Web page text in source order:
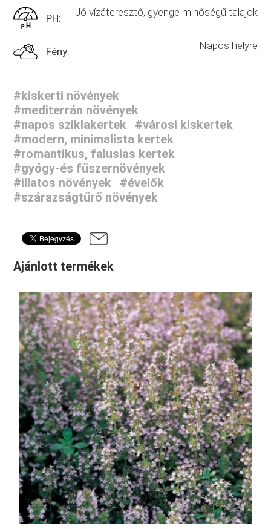
PH: Jó vízáteresztő, gyenge minőségű talajok
Fény: Napos helyre
#kiskerti növények
#mediterrán növények
#napos sziklakertek
#városi kiskertek
#modern, minimalista kertek
#romantikus, falusias kertek
#gyógy-és fűszernövények
#illatos növények
#évelők
#szárazságtűrő növények
Ajánlott termékek